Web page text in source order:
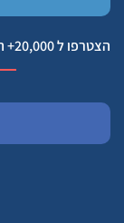
הצטרפו ל 20,000+ החברים בקבוצת הפייסבוק שלנו ״מטפלים בהורים